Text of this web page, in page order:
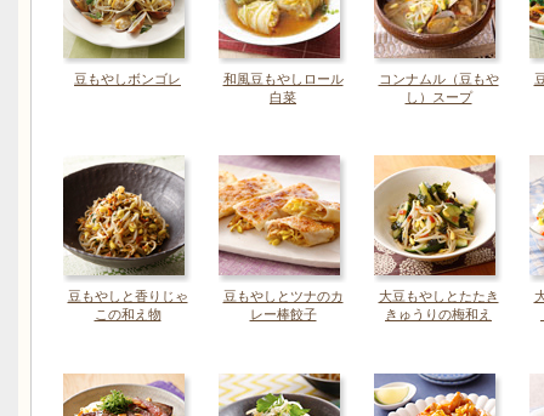
豆もやしボンゴレ
和風豆もやしロール
白菜
コンナムル（豆もや
し）スープ
豆もやしと香りじゃ
この和え物
豆もやしとツナのカ
レー棒餃子
大豆もやしとたたき
きゅうりの梅和え